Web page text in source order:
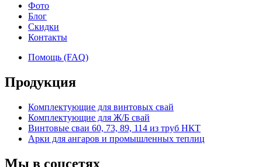
Фото
Блог
Скидки
Контакты
Помощь (FAQ)
Продукция
Комплектующие для винтовых свай
Комплектующие для Ж/Б свай
Винтовые сваи 60, 73, 89, 114 из труб НКТ
Арки для ангаров и промышленных теплиц
Мы в соцсетях